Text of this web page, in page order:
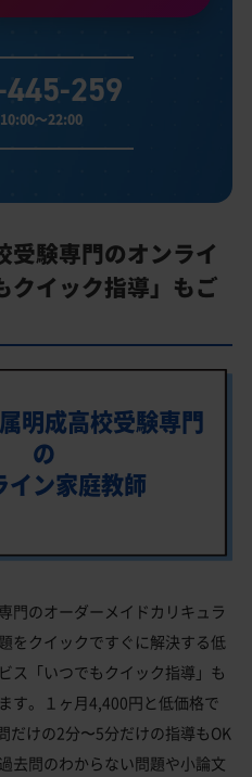
259
～22:00
受験専門のオンライ
クイック指導」もご
明成高校受験専門
の
イン家庭教師
門のオーダーメイドカリキュラ
をクイックですぐに解決する低
ス「いつでもクイック指導」も
す。１ヶ月4,400円と低価格で
だけの2分〜5分だけの指導もOK
去問のわからない問題や小論文